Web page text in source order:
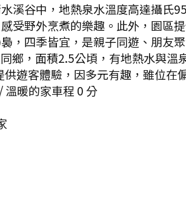
溪谷中，地熱泉水溫度高達攝
受野外烹煮的樂趣。此外，園
，四季皆宜，是親子同遊、朋
鄉，面積2.5公頃，有地熱水與
遊客體驗，因多元有趣，雖位在
溫暖的家車程 0 分